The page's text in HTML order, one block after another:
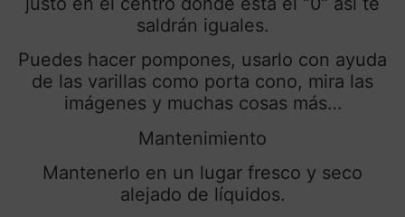
saldrán iguales.
Puedes hacer pompones, usarlo con ayuda
de las varillas como porta cono, mira las
imágenes y muchas cosas más…
Mantenimiento
Mantenerlo en un lugar fresco y seco
alejado de líquidos.